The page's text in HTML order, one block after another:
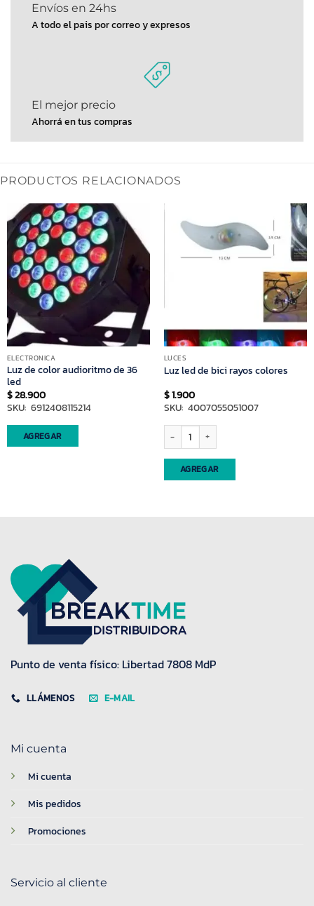
Envíos en 24hs
A todo el pais por correo y expresos
El mejor precio
Ahorrá en tus compras
PRODUCTOS RELACIONADOS
ELECTRONICA
Luz de color audioritmo de 36
led
$28.900
SKU: 6912408115214
AGREGAR
LUCES
Luz led de bici rayos colores
$1.900
SKU: 4007055051007
Luz led de bici rayos colores cantidad
AGREGAR
Punto de venta físico: Libertad 7808 MdP
LLÁMENOS E-MAIL
Mi cuenta
Mi cuenta
Mis pedidos
Promociones
Servicio al cliente